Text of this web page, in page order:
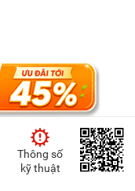
Thông số
kỹ thuật